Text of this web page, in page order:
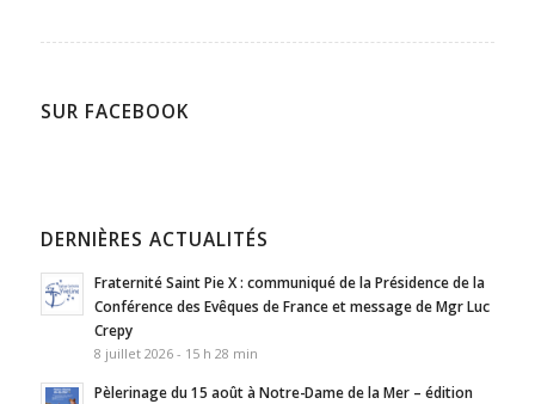
SUR FACEBOOK
DERNIÈRES ACTUALITÉS
Fraternité Saint Pie X : communiqué de la Présidence de la
Conférence des Evêques de France et message de Mgr Luc
Crepy
8 juillet 2026 - 15 h 28 min
Pèlerinage du 15 août à Notre-Dame de la Mer – édition